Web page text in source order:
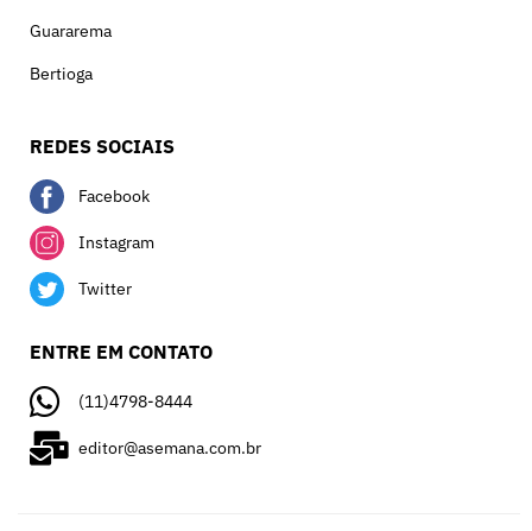
Guararema
Bertioga
REDES SOCIAIS
Facebook
Instagram
Twitter
ENTRE EM CONTATO
(11)4798-8444
editor@asemana.com.br